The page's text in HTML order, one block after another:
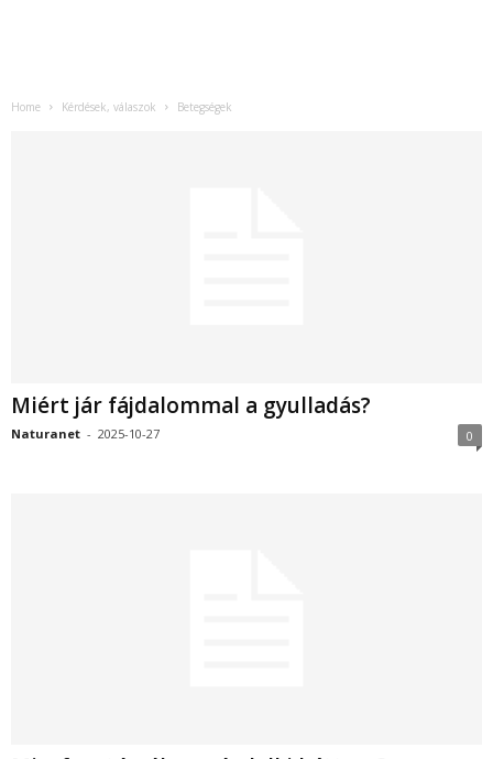
Home Kérdések, válaszok Betegségek
Miért jár fájdalommal a gyulladás?
Naturanet - 2025-10-27 0